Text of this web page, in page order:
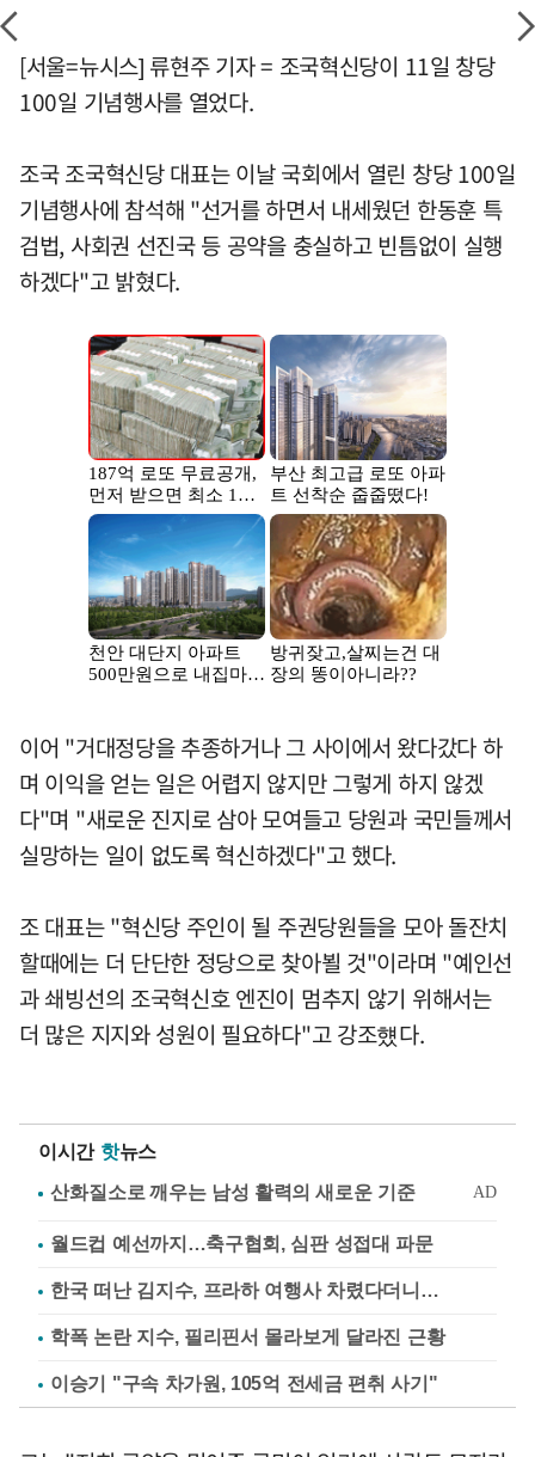
[서울=뉴시스] 류현주 기자 = 조국혁신당이 11일 창당
100일 기념행사를 열었다.
조국 조국혁신당 대표는 이날 국회에서 열린 창당 100일
기념행사에 참석해 "선거를 하면서 내세웠던 한동훈 특
검법, 사회권 선진국 등 공약을 충실하고 빈틈없이 실행
하겠다"고 밝혔다.
이어 "거대정당을 추종하거나 그 사이에서 왔다갔다 하
며 이익을 얻는 일은 어렵지 않지만 그렇게 하지 않겠
다"며 "새로운 진지로 삼아 모여들고 당원과 국민들께서
실망하는 일이 없도록 혁신하겠다"고 했다.
조 대표는 "혁신당 주인이 될 주권당원들을 모아 돌잔치
할때에는 더 단단한 정당으로 찾아뵐 것"이라며 "예인선
과 쇄빙선의 조국혁신호 엔진이 멈추지 않기 위해서는
더 많은 지지와 성원이 필요하다"고 강조헀다.
이시간 핫뉴스
월드컵 예선까지…축구협회, 심판 성접대 파문
한국 떠난 김지수, 프라하 여행사 차렸다더니…
학폭 논란 지수, 필리핀서 몰라보게 달라진 근황
이승기 "구속 차가원, 105억 전세금 편취 사기"